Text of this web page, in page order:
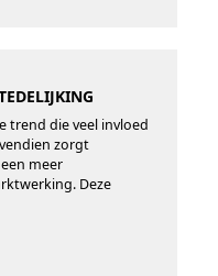
trend die veel invloed
zorgt
meer
Deze